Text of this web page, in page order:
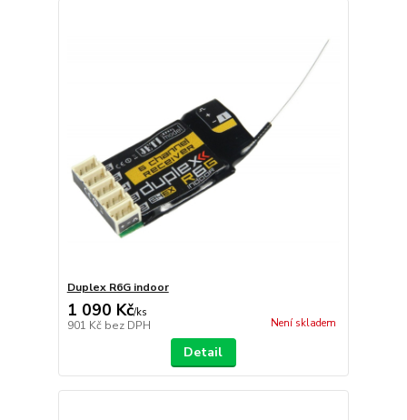
Duplex R6G indoor
1 090 Kč/ks
901 Kč bez DPH Není skladem
Detail